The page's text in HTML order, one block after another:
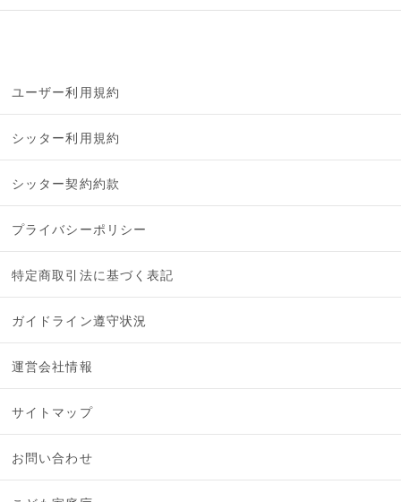
ユーザー利用規約
シッター利用規約
シッター契約約款
プライバシーポリシー
特定商取引法に基づく表記
ガイドライン遵守状況
運営会社情報
サイトマップ
お問い合わせ